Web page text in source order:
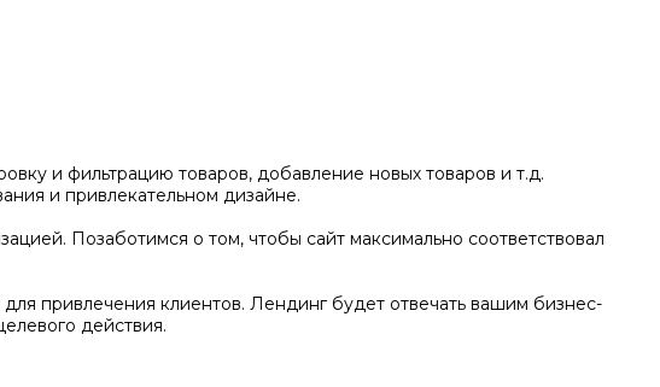
и фильтрацию товаров, добавление новых товаров и т.д.
и привлекательном дизайне.
Позаботимся о том, чтобы сайт максимально соответствовал
привлечения клиентов. Лендинг будет отвечать вашим бизнес-
действия.